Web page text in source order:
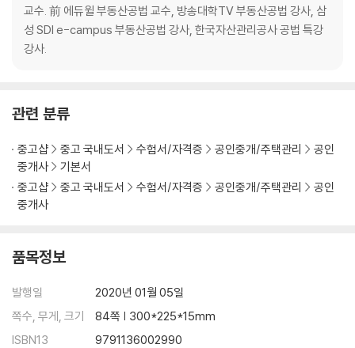
10 도시 및 주거환경정비법 2 42
핵심 POINT 44기출 OX 문제 47
11 건축법 1 50
12 건축법 2 52
핵심 POINT 54기출 OX 문제 59
PART 5 주택법
핵심 POINT 66기출 OX 문제 71
PART 6 농지법
교수. 前 에듀윌 부동산공법 교수, 방송대학TV 부동산공법 강사, 삼
성 SDI e-campus 부동산공법 강사, 한국자산관리공사 공법 특강
강사.
관련 분류
중고샵 중고 국내도서 수험서/자격증 공인중개/주택관리
공인
중개사
기본서
중고샵
중고 국내도서 수험서/자격증 공인중개/주택관리
공인
중개사
품목정보
발행일
2020년 01월 05일
쪽수, 무게, 크기
84쪽 | 300*225*15mm
ISBN13
9791136002990